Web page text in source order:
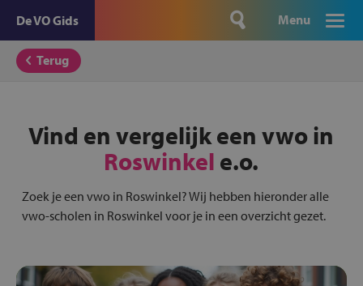
De VO Gids Menu
Terug
Vind en vergelijk een vwo in
Roswinkel e.o.
Zoek je een vwo in Roswinkel? Wij hebben hieronder alle
vwo-scholen in Roswinkel voor je in een overzicht gezet.